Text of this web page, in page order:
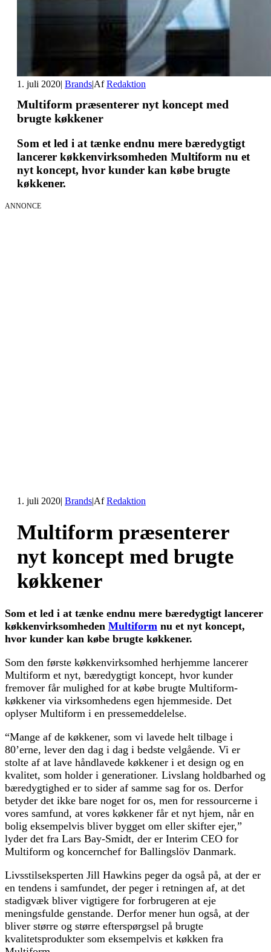
1. juli 2020| Brands|AfRedaktion
Multiform præsenterer nyt koncept med
brugte køkkener
Som et led i at tænke endnu mere bæredygtigt
lancerer køkkenvirksomheden Multiform nu et
nyt koncept, hvor kunder kan købe brugte
køkkener.
ANNONCE
1. juli 2020| Brands|AfRedaktion
Multiform præsenterer
nyt koncept med brugte
køkkener
Som et led i at tænke endnu mere bæredygtigt lancerer
køkkenvirksomheden Multiform nu et nyt koncept,
hvor kunder kan købe brugte køkkener.
Som den første køkkenvirksomhed herhjemme lancerer
Multiform et nyt, bæredygtigt koncept, hvor kunder
fremover får mulighed for at købe brugte Multiform-
køkkener via virksomhedens egen hjemmeside. Det
oplyser Multiform i en pressemeddelelse.
“Mange af de køkkener, som vi lavede helt tilbage i
80’erne, lever den dag i dag i bedste velgående. Vi er
stolte af at lave håndlavede køkkener i et design og en
kvalitet, som holder i generationer. Livslang holdbarhed og
bæredygtighed er to sider af samme sag for os. Derfor
betyder det ikke bare noget for os, men for ressourcerne i
vores samfund, at vores køkkener får et nyt hjem, når en
bolig eksempelvis bliver bygget om eller skifter ejer,”
lyder det fra Lars Bay-Smidt, der er Interim CEO for
Multiform og koncernchef for Ballingslöv Danmark.
Livsstilseksperten Jill Hawkins peger da også på, at der er
en tendens i samfundet, der peger i retningen af, at det
stadigvæk bliver vigtigere for forbrugeren at eje
meningsfulde genstande. Derfor mener hun også, at der
bliver større og større efterspørgsel på brugte
kvalitetsprodukter som eksempelvis et køkken fra